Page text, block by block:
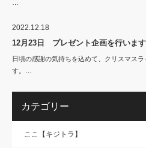
2022.12.18
12月23日 プレゼント企画を行います
日頃の感謝の気持ちを込めて、クリスマス
す。…
カテゴリー
ここ【キジトラ】